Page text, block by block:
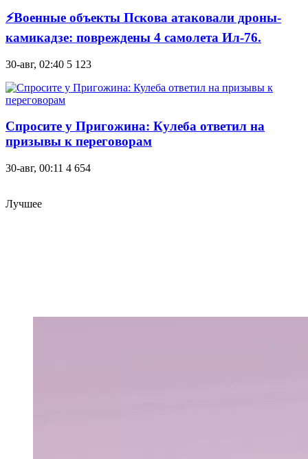
⚡Военные объекты Пскова атаковали дроны-
камикадзе: повреждены 4 самолета Ил-76.
30-авг, 02:40 5 123
Спросите у Пригожина: Кулеба ответил на
призывы к переговорам
30-авг, 00:11 4 654
Лучшее